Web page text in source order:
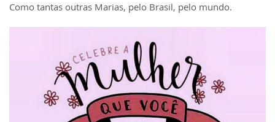
Como tantas outras Marias, pelo Brasil, pelo mundo.